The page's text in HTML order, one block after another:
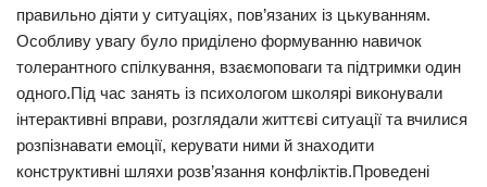
правильно діяти у ситуаціях, пов’язаних із цькуванням.
Особливу увагу було приділено формуванню навичок
толерантного спілкування, взаємоповаги та підтримки один
одного.Під час занять із психологом школярі виконували
інтерактивні вправи, розглядали життєві ситуації та вчилися
розпізнавати емоції, керувати ними й знаходити
конструктивні шляхи розв’язання конфліктів.Проведені